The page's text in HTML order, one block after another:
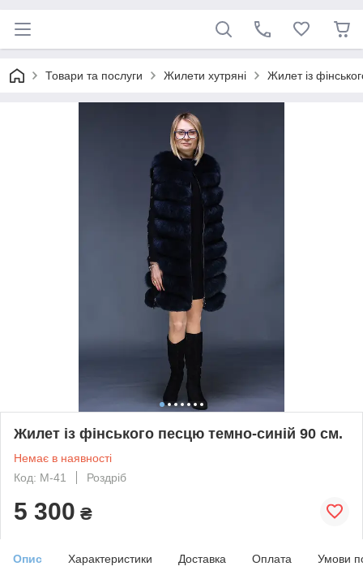
Товари та послуги Жилети хутряні Жилет із
Жилет із фінського песцю темно-синій 90 см.
Немає в наявності
Код: М-41
Роздріб
5 300 ₴
Опис Характеристики Доставка Оплата Умови